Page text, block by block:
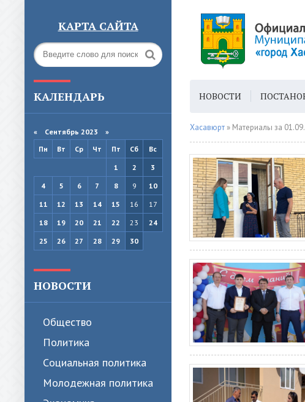
КАРТА САЙТА
КАЛЕНДАРЬ
« Сентябрь 2023 »
Пн
Вт Ср Чт Пт Сб
Вс
1
2
3
4
5 6 7 8 9
10
11
12 13 14 15 16
17
18
19 20 21 22 23
24
25
26 27 28 29 30
НОВОСТИ
Общество
Политика
Cоциальная политика
Молодежная политика
НОВОСТИ
ГОРОДСКАЯ СРЕДА
Хасавюрт » Материалы за